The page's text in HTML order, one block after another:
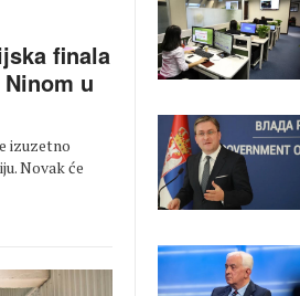
finala
u
izuzetno
Novak će